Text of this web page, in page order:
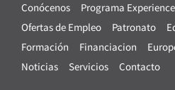
Conócenos Programa Experience
Ofertas de Empleo
Patronato
Formación
Financiacion
Noticias
Servicios Contacto